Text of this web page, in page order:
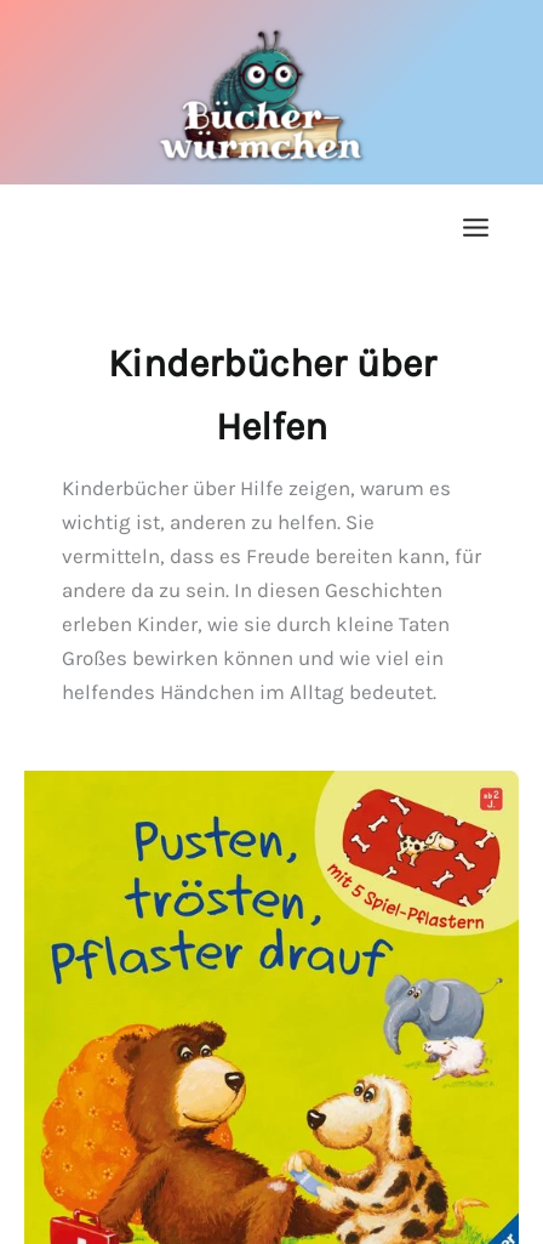
Kinderbücher über
Helfen
Kinderbücher über Hilfe zeigen, warum es
wichtig ist, anderen zu helfen. Sie
vermitteln, dass es Freude bereiten kann, für
andere da zu sein. In diesen Geschichten
erleben Kinder, wie sie durch kleine Taten
Großes bewirken können und wie viel ein
helfendes Händchen im Alltag bedeutet.